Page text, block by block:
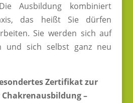
Ausbildung kombiniert
das heißt Sie dürfen
Sie werden sich auf
und sich selbst ganz neu
Zertifikat zur
–